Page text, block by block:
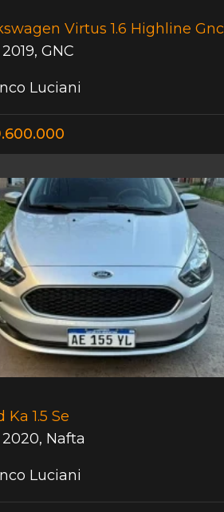
Virtus 1.6 Highline Gnc
2019, GNC
Luciani
Ka 1.5 Se
2020, Nafta
Luciani